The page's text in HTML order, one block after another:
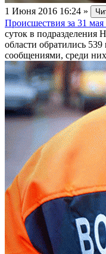
1 Июня 2016 16:24 »
Происшествия за 31 мая
суток в подразделения
области обратились
сообщениями, среди